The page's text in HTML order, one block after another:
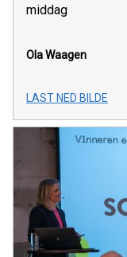
middag
Ola Waagen
LAST NED BILDE